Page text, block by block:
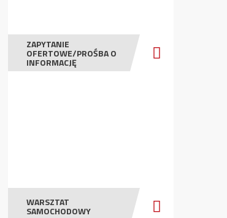
ZAPYTANIE
OFERTOWE/PROŚBA O
INFORMACJĘ
WARSZTAT
SAMOCHODOWY